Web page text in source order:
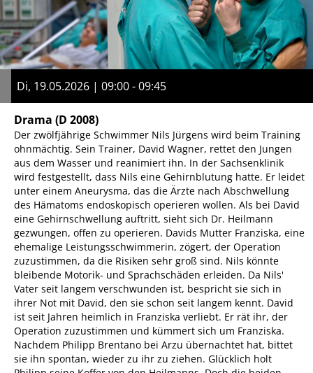
Di, 19.05.2026 | 09:00 - 09:45
Drama (D 2008)
Der zwölfjährige Schwimmer Nils Jürgens wird beim Training
ohnmächtig. Sein Trainer, David Wagner, rettet den Jungen
aus dem Wasser und reanimiert ihn. In der Sachsenklinik
wird festgestellt, dass Nils eine Gehirnblutung hatte. Er leidet
unter einem Aneurysma, das die Ärzte nach Abschwellung
des Hämatoms endoskopisch operieren wollen. Als bei David
eine Gehirnschwellung auftritt, sieht sich Dr. Heilmann
gezwungen, offen zu operieren. Davids Mutter Franziska, eine
ehemalige Leistungsschwimmerin, zögert, der Operation
zuzustimmen, da die Risiken sehr groß sind. Nils könnte
bleibende Motorik- und Sprachschäden erleiden. Da Nils'
Vater seit langem verschwunden ist, bespricht sie sich in
ihrer Not mit David, den sie schon seit langem kennt. David
ist seit Jahren heimlich in Franziska verliebt. Er rät ihr, der
Operation zuzustimmen und kümmert sich um Franziska.
Nachdem Philipp Brentano bei Arzu übernachtet hat, bittet
sie ihn spontan, wieder zu ihr zu ziehen. Glücklich holt